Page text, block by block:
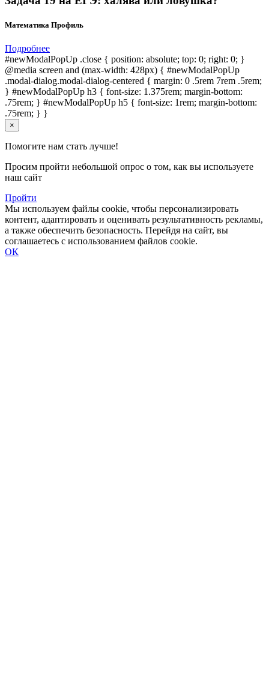
Математика Профиль
Подробнее
#newModalPopUp .close { position: absolute; top: 0; right: 0; }
@media screen and (max-width: 428px) { #newModalPopUp
.modal-dialog.modal-dialog-centered { margin: 0 .5rem 7rem .5rem;
} #newModalPopUp h3 { font-size: 1.375rem; margin-bottom:
.75rem; } #newModalPopUp h5 { font-size: 1rem; margin-bottom:
.75rem; } }
×
Помогите нам стать лучше!
Просим пройти небольшой опрос о том, как вы используете
наш сайт
Пройти
Мы используем файлы cookie, чтобы персонализировать
контент, адаптировать и оценивать результативность рекламы,
а также обеспечить безопасность. Перейдя на сайт, вы
соглашаетесь с использованием файлов cookie.
ОК